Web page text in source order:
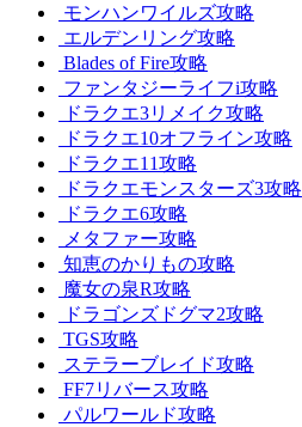
モンハンワイルズ攻略
エルデンリング攻略
Blades of Fire攻略
ファンタジーライフi攻略
ドラクエ3リメイク攻略
ドラクエ10オフライン攻略
ドラクエ11攻略
ドラクエモンスターズ3攻略
ドラクエ6攻略
メタファー攻略
知恵のかりもの攻略
魔女の泉R攻略
ドラゴンズドグマ2攻略
TGS攻略
ステラーブレイド攻略
FF7リバース攻略
パルワールド攻略